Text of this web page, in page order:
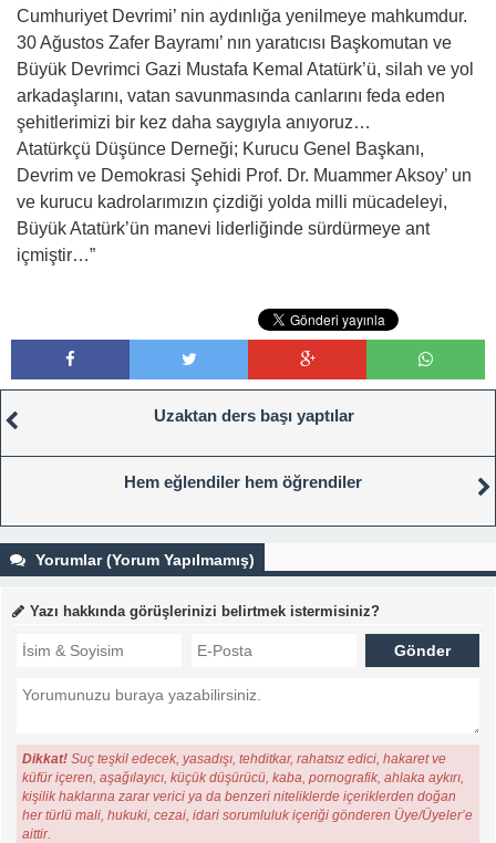
Cumhuriyet Devrimi’ nin aydınlığa yenilmeye mahkumdur.
30 Ağustos Zafer Bayramı’ nın yaratıcısı Başkomutan ve
Büyük Devrimci Gazi Mustafa Kemal Atatürk’ü, silah ve yol
arkadaşlarını, vatan savunmasında canlarını feda eden
şehitlerimizi bir kez daha saygıyla anıyoruz…
Atatürkçü Düşünce Derneği; Kurucu Genel Başkanı,
Devrim ve Demokrasi Şehidi Prof. Dr. Muammer Aksoy’ un
ve kurucu kadrolarımızın çizdiği yolda milli mücadeleyi,
Büyük Atatürk’ün manevi liderliğinde sürdürmeye ant
içmiştir…”
Uzaktan ders başı yaptılar
Hem eğlendiler hem öğrendiler
Yorumlar (Yorum Yapılmamış)
Yazı hakkında görüşlerinizi belirtmek istermisiniz?
Dikkat! Suç teşkil edecek, yasadışı, tehditkar, rahatsız edici, hakaret ve
küfür içeren, aşağılayıcı, küçük düşürücü, kaba, pornografik, ahlaka aykırı,
kişilik haklarına zarar verici ya da benzeri niteliklerde içeriklerden doğan
her türlü mali, hukuki, cezai, idari sorumluluk içeriği gönderen Üye/Üyeler’e
aittir.